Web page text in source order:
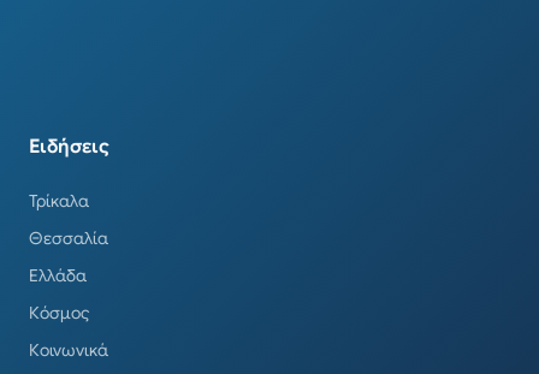
Ειδήσεις
Τρίκαλα
Θεσσαλία
Ελλάδα
Κόσμος
Κοινωνικά